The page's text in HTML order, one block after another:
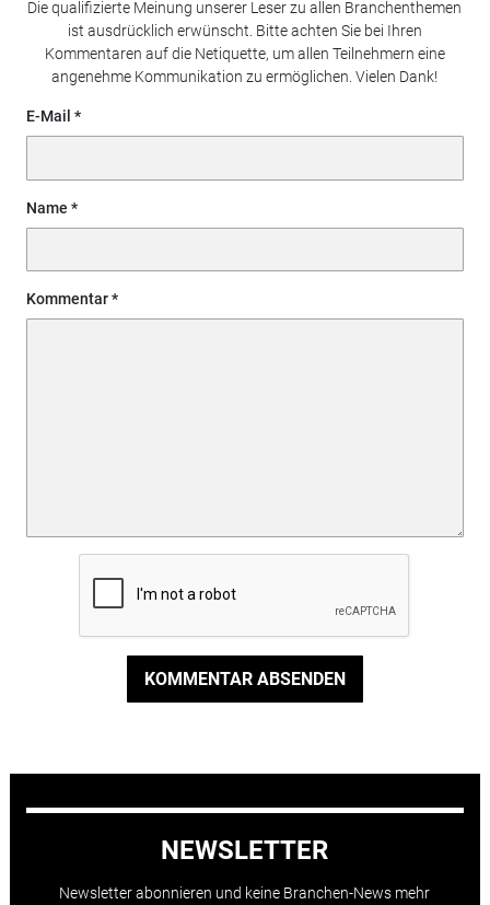
Die qualifizierte Meinung unserer Leser zu allen Branchenthemen
ist ausdrücklich erwünscht. Bitte achten Sie bei Ihren
Kommentaren auf die Netiquette, um allen Teilnehmern eine
angenehme Kommunikation zu ermöglichen. Vielen Dank!
E-Mail
Name
Kommentar
KOMMENTAR ABSENDEN
NEWSLETTER
Newsletter abonnieren und keine Branchen-News mehr